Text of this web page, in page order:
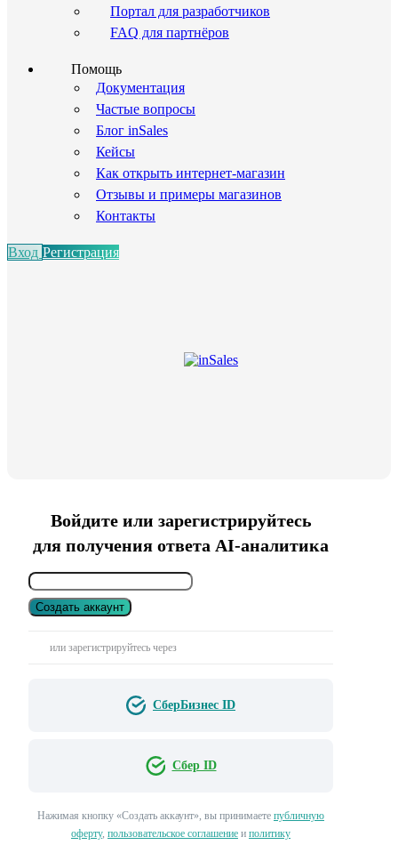
Портал для разработчиков
FAQ для партнёров
Помощь
Документация
Частые вопросы
Блог inSales
Кейсы
Как открыть интернет-магазин
Отзывы и примеры магазинов
Контакты
Вход Регистрация
Войдите или зарегистрируйтесь
для получения ответа AI-аналитика
Создать аккаунт
или зарегистрируйтесь через
СберБизнес ID
Сбер ID
Нажимая кнопку «Создать аккаунт», вы принимаете публичную
оферту, пользовательское соглашение и политику